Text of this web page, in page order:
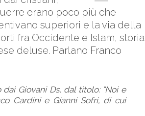
erano poco più che
superiori e la via della
fra Occidente e Islam, storia
deluse. Parlano Franco
Giovani Ds, dal titolo: “Noi e
Cardini e Gianni Sofri, di cui